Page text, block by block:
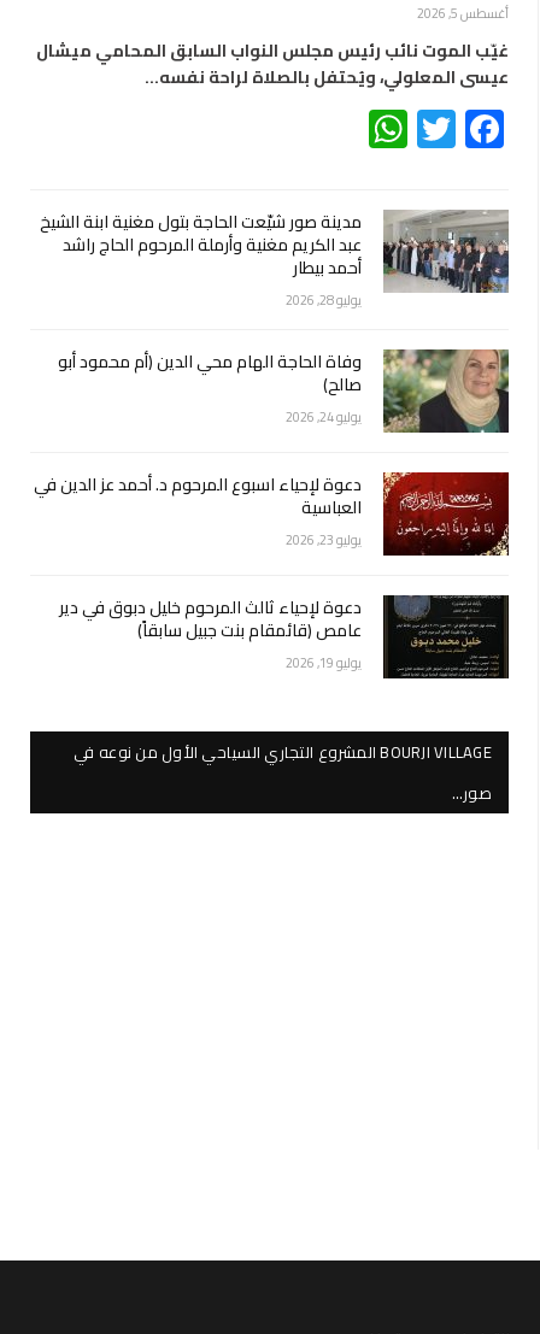
أغسطس 5, 2026
غيّب الموت نائب رئيس مجلس النواب السابق المحامي ميشال
عيسى المعلولي، ويُحتفل بالصلاة لراحة نفسه…
Facebook
Twitter
مدينة صور شيّعت الحاجة بتول مغنية ابنة الشيخ
عبد الكريم مغنية وأرملة المرحوم الحاج راشد
أحمد بيطار
يوليو 28, 2026
وفاة الحاجة الهام محي الدين (أم محمود أبو
صالح)
يوليو 24, 2026
دعوة لإحياء اسبوع المرحوم د. أحمد عز الدين في
العباسية
يوليو 23, 2026
دعوة لإحياء ثالث المرحوم خليل دبوق في دير
عامص (قائمقام بنت جبيل سابقاً)
يوليو 19, 2026
BOURJI VILLAGE المشروع التجاري السياحي الأول من نوعه في
صور…